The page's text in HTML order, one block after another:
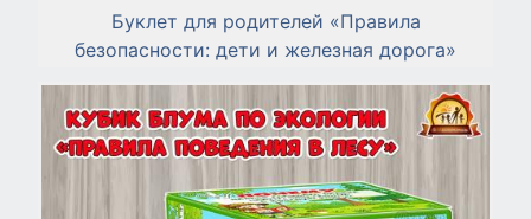
Буклет для родителей «Правила
безопасности: дети и железная дорога»